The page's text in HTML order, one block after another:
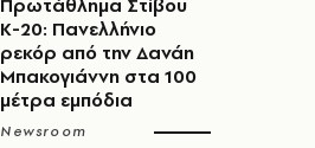
Πρωτάθλημα Στίβου
Κ-20: Πανελλήνιο
ρεκόρ από την Δανάη
Μπακογιάννη στα 100
μέτρα εμπόδια
Newsroom